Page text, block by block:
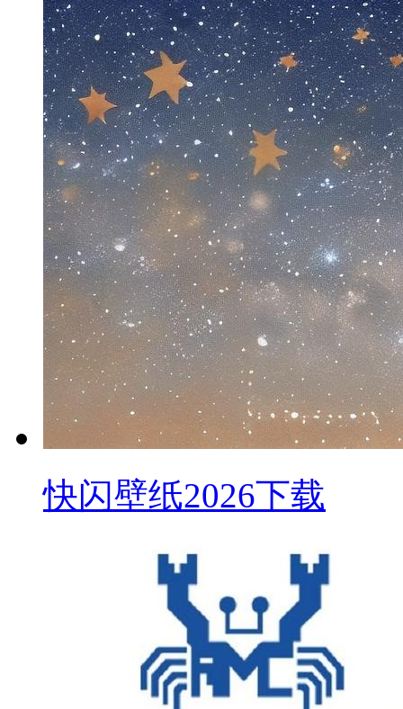
快闪壁纸2026下载